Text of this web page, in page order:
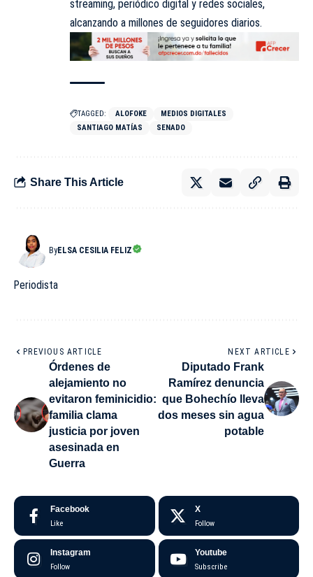
streaming, periódico digital y redes sociales,
alcanzando a millones de seguidores diarios.
TAGGED: ALOFOKE
MEDIOS DIGITALES
SANTIAGO MATÍAS
SENADO
Share This Article
ByELSA CESILIA FELIZ
Periodista
PREVIOUS ARTICLE
Órdenes de
alejamiento no
evitaron feminicidio:
familia clama
justicia por joven
asesinada en
Guerra
NEXT ARTICLE
Diputado Frank
Ramírez denuncia
que Bohechío lleva
dos meses sin agua
potable
Facebook
Like
X
Follow
Instagram
Follow
Youtube
Subscribe